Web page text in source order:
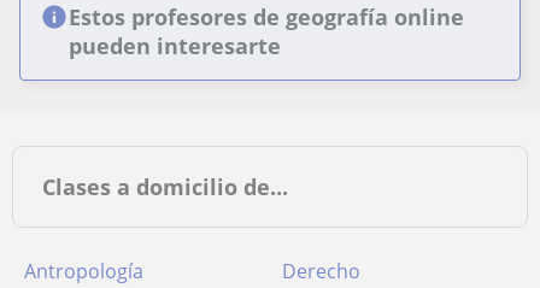
Estos profesores de geografía online
pueden interesarte
Clases a domicilio de...
Antropología
Derecho